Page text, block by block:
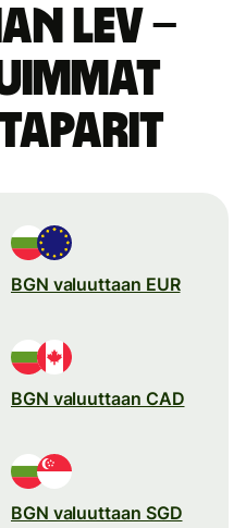
lev –
BGN valuuttaan EUR
BGN valuuttaan CAD
BGN valuuttaan SGD